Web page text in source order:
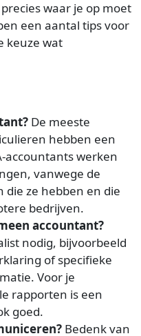
waar je op moet
een aantal tips voor
keuze wat
De meeste
hebben een
accountants werken
vanwege de
ze hebben en die
bedrijven.
accountant?
nodig, bijvoorbeeld
of specifieke
Voor je
rapporten is een
goed.
Bedenk van